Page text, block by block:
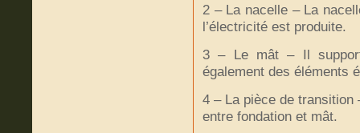
2 – La nacelle – La
l’électricité est produite.
3 – Le mât – Il
également des éléments
4 – La pièce de
entre fondation et mât.